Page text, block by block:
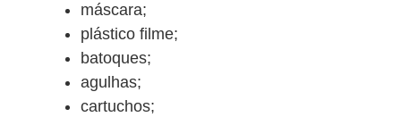
máscara;
plástico filme;
batoques;
agulhas;
cartuchos;